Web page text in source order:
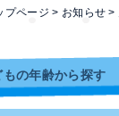
プページ > お知らせ >
もの年齢から探す